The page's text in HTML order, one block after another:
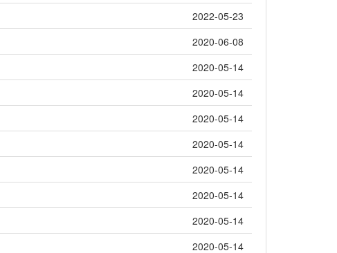
2022-05-23
2020-06-08
2020-05-14
2020-05-14
2020-05-14
2020-05-14
2020-05-14
2020-05-14
2020-05-14
2020-05-14